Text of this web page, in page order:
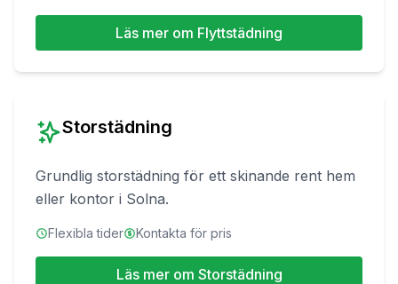
Läs mer om Flyttstädning
Storstädning
Grundlig storstädning för ett skinande rent hem
eller kontor i Solna.
Flexibla tider Kontakta för pris
Läs mer om Storstädning